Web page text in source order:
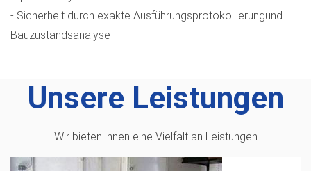
- Sicherheit durch exakte Ausführungsprotokollierungund
Bauzustandsanalyse
Unsere Leistungen
Wir bieten ihnen eine Vielfalt an Leistungen